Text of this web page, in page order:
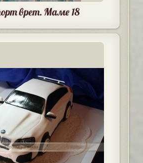
врет. Маме 18